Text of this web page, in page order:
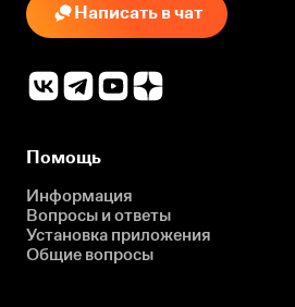
Написать в чат
Помощь
Информация
Вопросы и ответы
Установка приложения
Общие вопросы